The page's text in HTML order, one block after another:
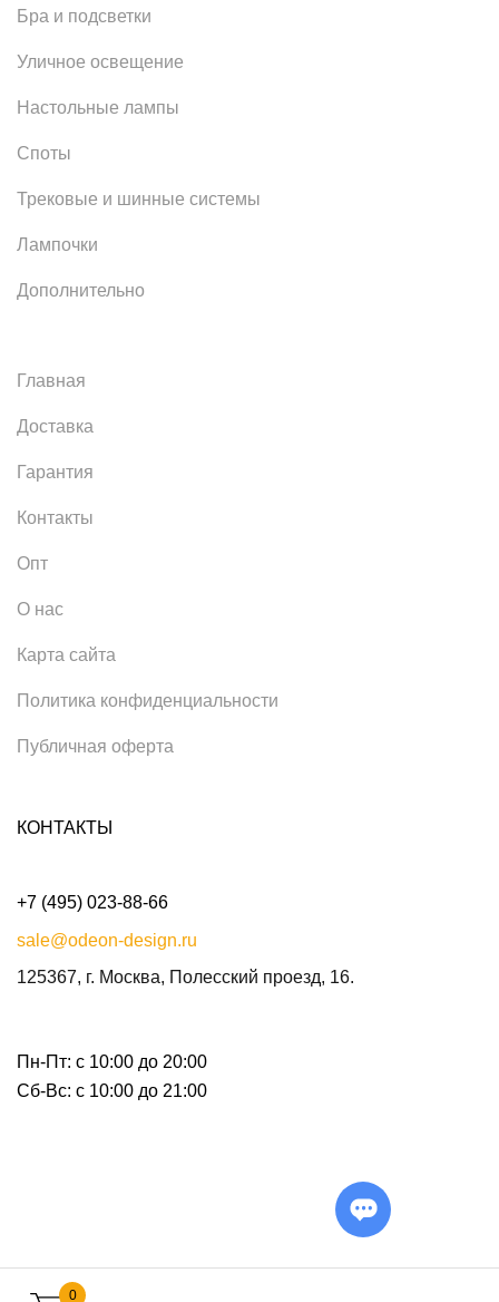
0
Бра и подсветки
Уличное освещение
Настольные лампы
Споты
Трековые и шинные системы
Лампочки
Дополнительно
Главная
Доставка
Гарантия
Контакты
Опт
О нас
Карта сайта
Политика конфиденциальности
Публичная оферта
КОНТАКТЫ
+7 (495) 023-88-66
sale@odeon-design.ru
125367, г. Москва, Полесский проезд, 16.
Пн-Пт: с 10:00 до 20:00
Сб-Вс: с 10:00 до 21:00